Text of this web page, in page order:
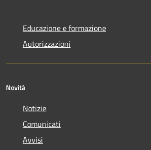
Educazione e formazione
Autorizzazioni
Novità
Notizie
Comunicati
Avvisi